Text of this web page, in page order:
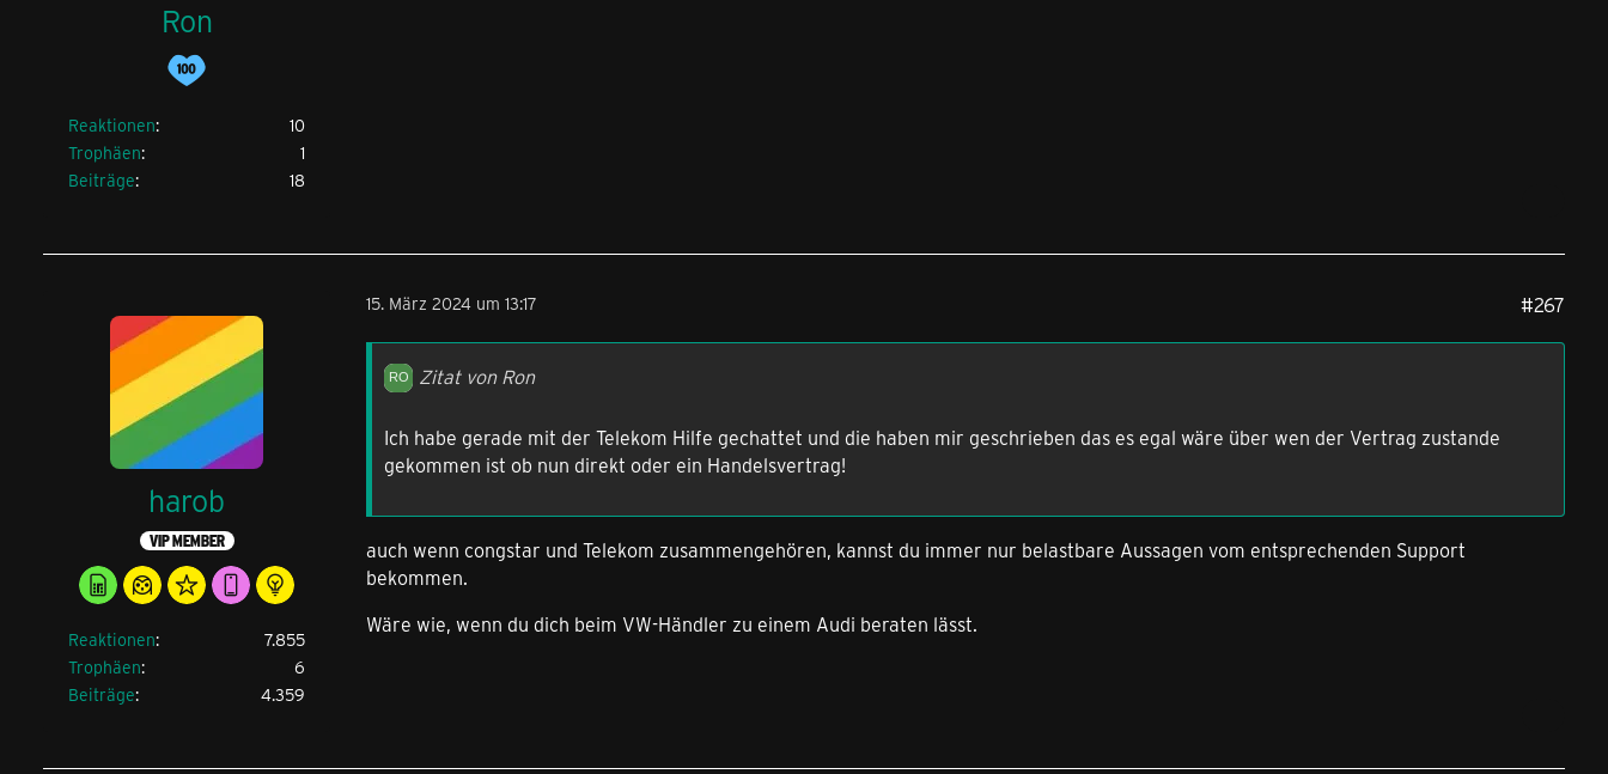
Ron
Reaktionen
10
Trophäen
1
Beiträge
18
harob
VIP MEMBER
Reaktionen
7.855
Trophäen
6
Beiträge
4.359
15. März 2024 um 13:17 #267
Zitat von Ron
Ich habe gerade mit der Telekom Hilfe gechattet und die haben mir geschrieben das es egal wäre über wen der Vertrag zustande
gekommen ist ob nun direkt oder ein Handelsvertrag!
auch wenn congstar und Telekom zusammengehören, kannst du immer nur belastbare Aussagen vom entsprechenden Support
bekommen.
Wäre wie, wenn du dich beim VW-Händler zu einem Audi beraten lässt.